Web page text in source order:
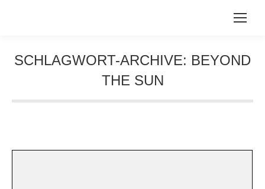
SCHLAGWORT-ARCHIVE: BEYOND
THE SUN